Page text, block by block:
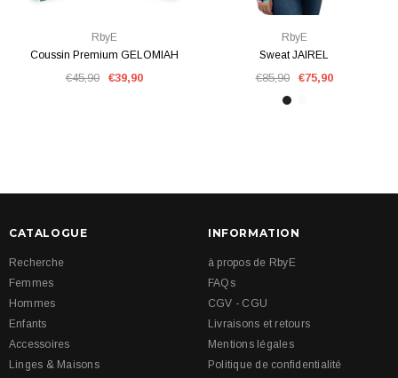
RbyE
Coussin Premium GELOMIAH
€45,90 €39,90
RbyE
Sweat JAIREL
€85,90 €75,90
CATALOGUE
Recherche
Femmes
Hommes
Enfants
Accessoires
Linges & Maisons
INFORMATION
à propos de RbyE
FAQs
CGV - CGU
Livraisons et retours
Mentions légales
Politique de confidentialité